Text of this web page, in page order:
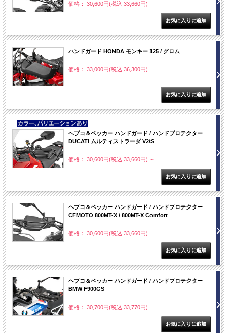
価格： 30,600円(税込 33,660円)
ハンドガード HONDA モンキー 125 / グロム
価格： 33,000円(税込 36,300円)
NEW
ヘプコ＆ベッカー ハンドガード / ハンドプロテクター
DUCATI ムルティストラーダ V2/S
価格： 30,600円(税込 33,660円) ～
ヘプコ＆ベッカー ハンドガード / ハンドプロテクター
CFMOTO 800MT-X / 800MT-X Comfort
価格： 30,600円(税込 33,660円)
ヘプコ＆ベッカー ハンドガード / ハンドプロテクター
BMW F900GS
価格： 30,700円(税込 33,770円)